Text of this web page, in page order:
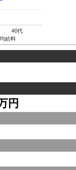
給料
40代
円